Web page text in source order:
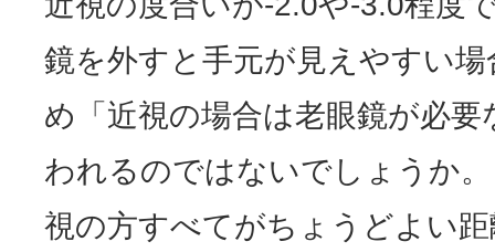
鏡を外すと手元が見えやすい
め「近視の場合は老眼鏡が必要
われるのではないでしょうか
視の方すべてがちょうどよい